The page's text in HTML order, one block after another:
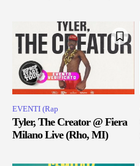
EVENTI (Rap
Tyler, The Creator @ Fiera
Milano Live (Rho, MI)